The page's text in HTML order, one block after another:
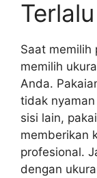
Saat memilih
memilih
Anda.
tidak
sisi lain,
memberikan
profesional.
dengan